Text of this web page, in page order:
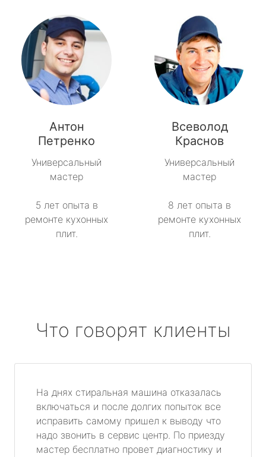
Антон
Петренко
Универсальный
мастер
5 лет опыта в
ремонте кухонных
плит.
Всеволод
Краснов
Универсальный
мастер
8 лет опыта в
ремонте кухонных
плит.
Что говорят клиенты
На днях стиральная машина отказалась
включаться и после долгих попыток все
исправить самому пришел к выводу что
надо звонить в сервис центр. По приезду
мастер бесплатно провет диагностику и